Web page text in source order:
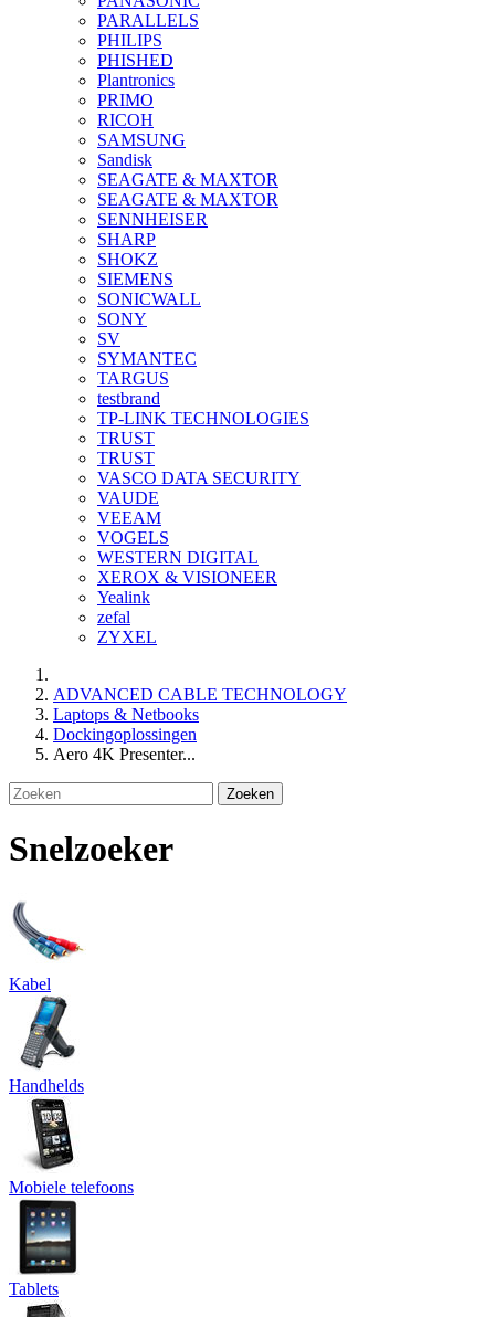
PARALLELS
PHILIPS
PHISHED
Plantronics
PRIMO
RICOH
SAMSUNG
Sandisk
SEAGATE & MAXTOR
SEAGATE & MAXTOR
SENNHEISER
SHARP
SHOKZ
SIEMENS
SONICWALL
SONY
SV
SYMANTEC
TARGUS
testbrand
TP-LINK TECHNOLOGIES
TRUST
TRUST
VASCO DATA SECURITY
VAUDE
VEEAM
VOGELS
WESTERN DIGITAL
XEROX & VISIONEER
Yealink
zefal
ZYXEL
ADVANCED CABLE TECHNOLOGY
Laptops & Netbooks
Dockingoplossingen
Aero 4K Presenter...
Zoeken
Snelzoeker
Kabel
Handhelds
Mobiele telefoons
Tablets